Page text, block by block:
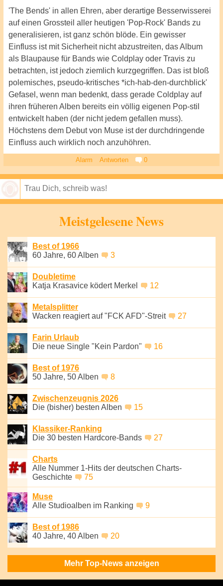
'The Bends' in allen Ehren, aber derartige Besserwisserei
auf einen Grossteil aller heutigen 'Pop-Rock' Bands zu
generalisieren, ist ganz schön blöde. Ein gewisser
Einfluss ist mit Sicherheit nicht abzustreiten, das Album
als Blaupause für Bands wie Coldplay oder Travis zu
betrachten, ist jedoch ziemlich kurzgegriffen. Das ist bloß
polemisches, pseudo-kritisches *ich-hab-den-durchblick'
Gefasel, wenn man bedenkt, dass gerade Coldplay auf
ihren früheren Alben bereits ein völlig eigenen Pop-stil
entwickelt haben (der nicht jedem gefallen muss).
Höchstens dem Debut von Muse ist der durchdringende
Einfluss auch wirklich noch anzuhöhren.
Alarm Antworten 0
Meistgelesene News
Best of 1966
60 Jahre, 60 Alben
3
Doubletime
Katja Krasavice ködert Merkel
12
Metalsplitter
Wacken reagiert auf "FCK AFD"-Streit
27
Farin Urlaub
Die neue Single "Kein Pardon"
16
Best of 1976
50 Jahre, 50 Alben
8
Zwischenzeugnis 2026
Die (bisher) besten Alben
15
Klassiker-Ranking
Die 30 besten Hardcore-Bands
27
Charts
Alle Nummer 1-Hits der deutschen Charts-
Geschichte
75
Muse
Alle Studioalben im Ranking
9
Best of 1986
40 Jahre, 40 Alben
20
Mehr Top-News anzeigen